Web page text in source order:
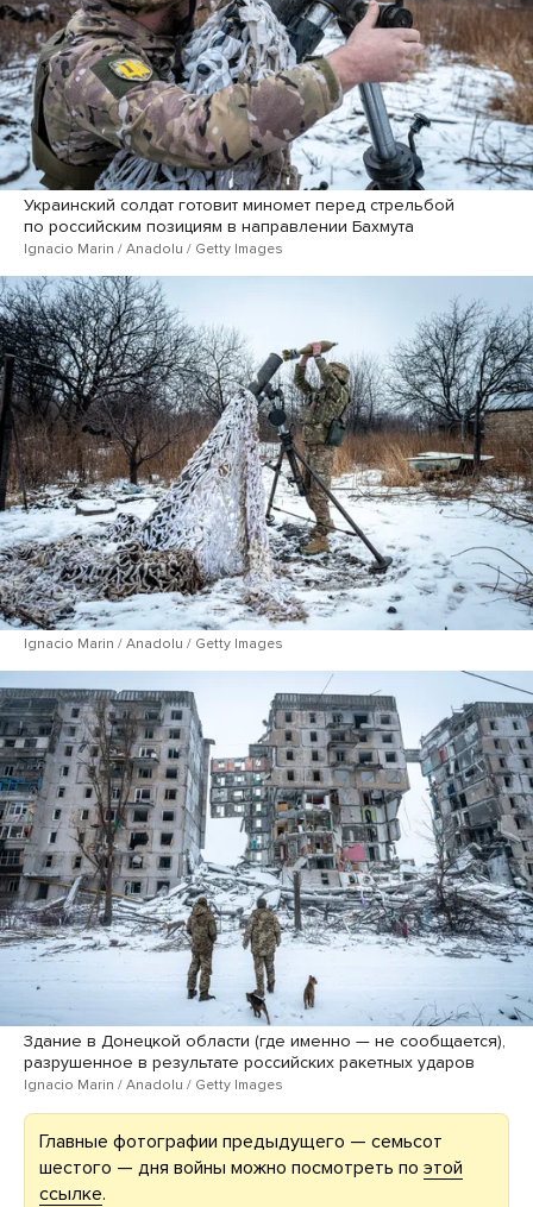
Украинский солдат готовит миномет перед стрельбой
по российским позициям в направлении Бахмута
Ignacio Marin / Anadolu / Getty Images
Ignacio Marin / Anadolu / Getty Images
Здание в Донецкой области (где именно — не сообщается),
разрушенное в результате российских ракетных ударов
Ignacio Marin / Anadolu / Getty Images
Главные фотографии предыдущего — семьсот
шестого — дня войны можно посмотреть по этой
ссылке.